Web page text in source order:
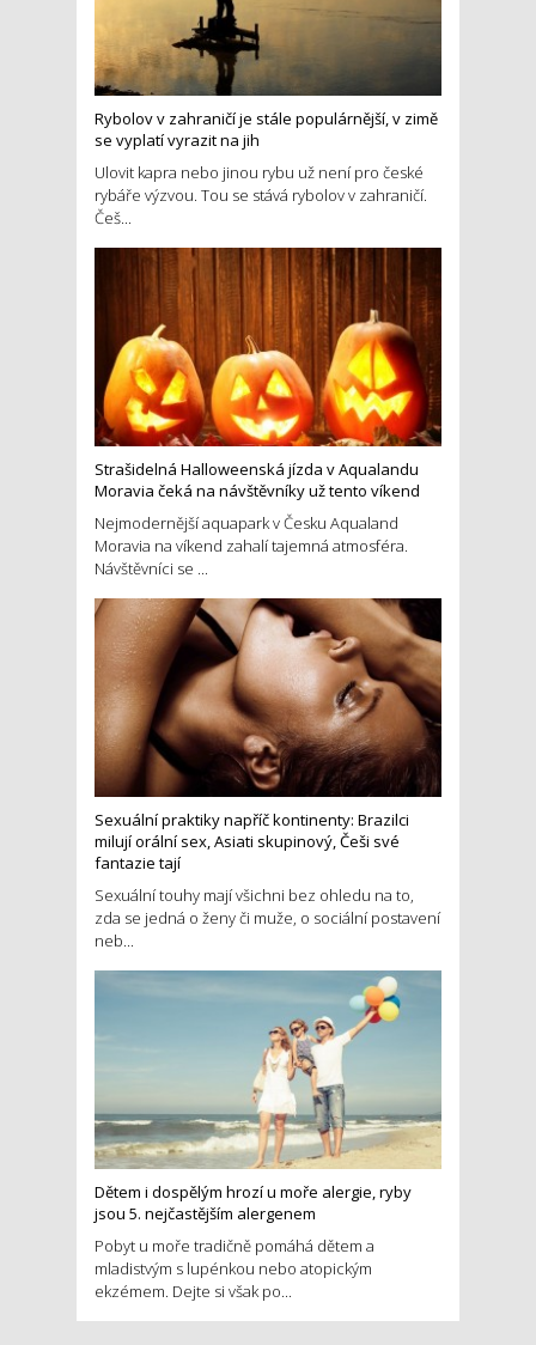
Rybolov v zahraničí je stále populárnější, v zimě
se vyplatí vyrazit na jih
Ulovit kapra nebo jinou rybu už není pro české
rybáře výzvou. Tou se stává rybolov v zahraničí.
Češ...
Strašidelná Halloweenská jízda v Aqualandu
Moravia čeká na návštěvníky už tento víkend
Nejmodernější aquapark v Česku Aqualand
Moravia na víkend zahalí tajemná atmosféra.
Návštěvníci se ...
Sexuální praktiky napříč kontinenty: Brazilci
milují orální sex, Asiati skupinový, Češi své
fantazie tají
Sexuální touhy mají všichni bez ohledu na to,
zda se jedná o ženy či muže, o sociální postavení
neb...
Dětem i dospělým hrozí u moře alergie, ryby
jsou 5. nejčastějším alergenem
Pobyt u moře tradičně pomáhá dětem a
mladistvým s lupénkou nebo atopickým
ekzémem. Dejte si však po...